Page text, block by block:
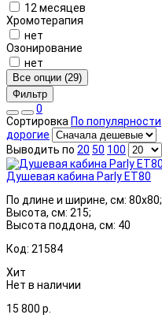
12 месяцев
Хромотерапия
нет
Озонирование
нет
Все опции (29)
Фильтр
0
Сортировка По популярности
дорогие
Выводить по 20 50 100
Душевая кабина Parly ET80
По длине и ширине, см: 80x80;
Высота, см: 215;
Высота поддона, см: 40
Код: 21584
Хит
Нет в наличии
15 800 р.